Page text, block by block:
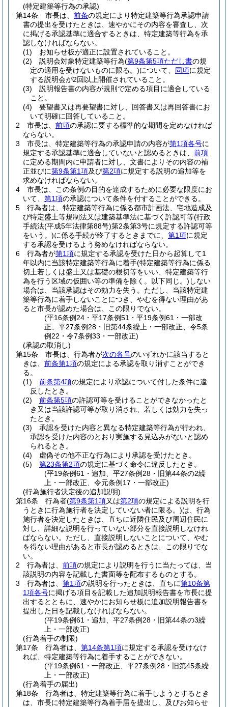
(特定建築等行為の承認)
第14条
市長は、 前条の規定により特定建築等行為承認申請
書の提出を受けたときは、速やかにその内容を審査し、次
に掲げる承認基準に適合するときは、特定建築等行為を承
認しなければならない。
(1)
お知らせ板が適正に設置されていること。
(2)
説明会対象特定建築等行為(第9条第5項ただし書の規
定の適用を受けないものに限る。)について、 同項に規定
する説明会が2回以上開催されていること。
(3)
説明報告書の内容が規則で定める項目に適合している
こと。
(4)
要望書又は再要望書に対し、回答書又は再回答書にお
いて明確に回答していること。
2
市長は、 前項の承認に要する標準的な期間を定めなければ
ならない。
3
市長は、特定建築等行為の承認申請の内容が第1項各号に
規定する承認基準に適合していないと認めるときは、 前項
に定める期間内に申請者に対し、文書によりその内容の補
正並びに第9条第1項及び第2項に規定する説明の追加等を
求めなければならない。
4
市長は、この条例の目的を達成するために必要な限度にお
いて、 第1項の承認について条件を付することができる。
5
行為者は、特定建築等行為に係る都市計画法、宅地造成及
び特定盛土等規制法又は建築基準法に基づく許認可等(行政
手続法(平成5年法律第88号)第2条第3号に規定する許認可等
をいう。)に係る手続が終了するときまでに、 第1項に規定
する承認を受けるよう努めなければならない。
6
行為者が第1項に規定する承認を受けた日から起算して1
年以内に当該特定建築等行為に着手(特定建築等行為に係る
切土若しくは盛土又は基礎の根切等をいい、特定建築等行
為を行う区域の仮囲い等の準備を除く。以下同じ。) しない
場合は、当該承認はその効力を失う。 ただし、当該特定建
築等行為に着手しないことにつき、やむを得ない理由があ
ると市長が認めた場合は、この限りでない。
(平16条例24・平17条例51・平19条例61・一部改
正、平27条例28・旧第44条繰上・一部改正、令5条
例22・令7条例33・一部改正)
(承認の取消し)
第15条
市長は、行為者が次の各号のいずれかに該当すると
きは、 前条第1項の規定による承認を取り消すことができ
る。
(1)
前条第4項の規定により承認について付した条件に違
反したとき。
(2)
前条第5項の許認可等を受けることができなかったと
き又は当該許認可等が取り消され、若しくは効力を失っ
たとき。
(3)
承認を受けた内容と異なる特定建築等行為が行われ、
承認を受けた内容のとおり実施する見込みがないと認め
られるとき。
(4)
虚偽その他不正な行為により承認を受けたとき。
(5)
第23条第2項の規定に基づく命令に違反したとき。
(平19条例61・追加、平27条例28・旧第44条の2繰
上・一部改正、令元条例17・一部改正)
(行為施行者決定後の追加説明)
第16条
行為者(第9条第1項又は第2項の規定による説明を行
うときに行為施行者を決定していない者に限る。)は、行為
施行者を決定したときは、直ちに近隣住民及び周辺住民に
対し、詳細な説明を行っていない部分を直接説明しなけれ
ばならない。 ただし、直接説明しないことについて、やむ
を得ない理由があると市長が認めるときは、この限りでな
い。
2
行為者は、 前項の規定により説明を行うに当たっては、当
該説明の内容を記載した書面等を配布するものとする。
3
行為者は、 第1項の説明を行ったときは、直ちに第10条第
1項各号に掲げる項目を記載した追加説明報告書を市長に提
出するとともに、速やかにお知らせ板に追加説明報告書を
提出した日を記載しなければならない。
(平19条例61・追加、平27条例28・旧第44条の3繰
上・一部改正)
(行為着手の制限)
第17条
行為者は、 第14条第1項に規定する承認を受けなけ
れば、特定建築等行為に着手することができない。
(平19条例61・一部改正、平27条例28・旧第45条繰
上・一部改正)
(行為着手の届出)
第18条
行為者は、特定建築等行為に着手しようとするとき
は、市長に特定建築等行為着手届を提出し、及びお知らせ